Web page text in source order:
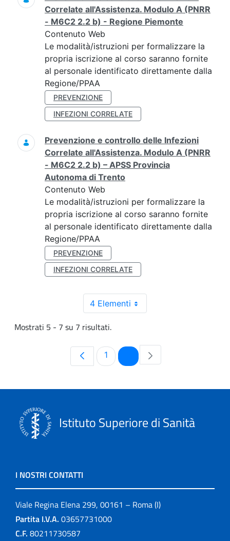
Correlate all'Assistenza. Modulo A (PNRR
- M6C2 2.2 b) - Regione Piemonte
Contenuto Web
Le modalità/istruzioni per formalizzare la
propria iscrizione al corso saranno fornite
al personale identificato direttamente dalla
Regione/PPAA
PREVENZIONE
INFEZIONI CORRELATE
Prevenzione e controllo delle Infezioni
Correlate all'Assistenza. Modulo A (PNRR
- M6C2 2.2 b) – APSS Provincia
Autonoma di Trento
Contenuto Web
Le modalità/istruzioni per formalizzare la
propria iscrizione al corso saranno fornite
al personale identificato direttamente dalla
Regione/PPAA
PREVENZIONE
INFEZIONI CORRELATE
4 Elementi
Mostrati 5 - 7 su 7 risultati.
Pagina
1 Pagina
Istituto Superiore di Sanità
I NOSTRI CONTATTI
Viale Regina Elena 299, 00161 – Roma (I)
Partita I.V.A. 03657731000
C.F. 80211730587